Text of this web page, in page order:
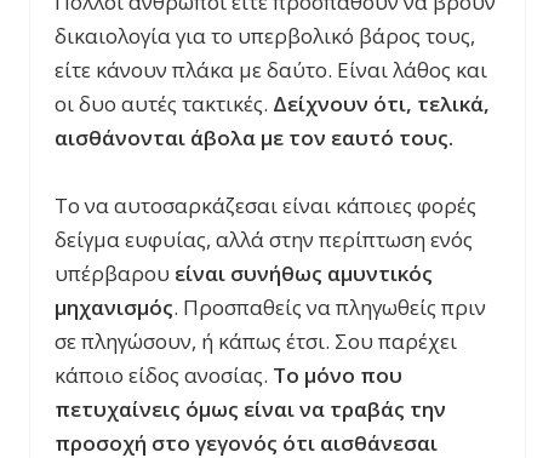
δικαιολογία για το υπερβολικό βάρος τους,
είτε κάνουν πλάκα με δαύτο. Είναι λάθος και
οι δυο αυτές τακτικές. Δείχνουν ότι, τελικά,
αισθάνονται άβολα με τον εαυτό τους.
Το να αυτοσαρκάζεσαι είναι κάποιες φορές
δείγμα ευφυίας, αλλά στην περίπτωση ενός
υπέρβαρου είναι συνήθως αμυντικός
μηχανισμός. Προσπαθείς να πληγωθείς πριν
σε πληγώσουν, ή κάπως έτσι. Σου παρέχει
κάποιο είδος ανοσίας. Το μόνο που
πετυχαίνεις όμως είναι να τραβάς την
προσοχή στο γεγονός ότι αισθάνεσαι